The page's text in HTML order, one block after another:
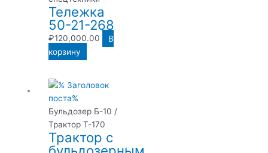
Тележка
50-21-268
₽120,000.00
В
корзину
Бульдозер Б-10 /
Трактор Т-170
Трактор с